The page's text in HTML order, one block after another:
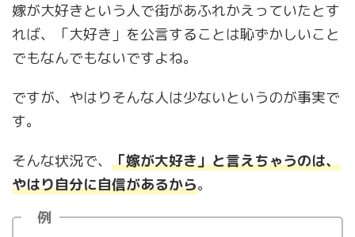
嫁が大好きという人で街があふれかえっていたとす
れば、「大好き」を公言することは恥ずかしいこと
でもなんでもないですよね。
ですが、やはりそんな人は少ないというのが事実で
す。
そんな状況で、 「嫁が大好き」と言えちゃうのは、
やはり自分に自信があるから。
例